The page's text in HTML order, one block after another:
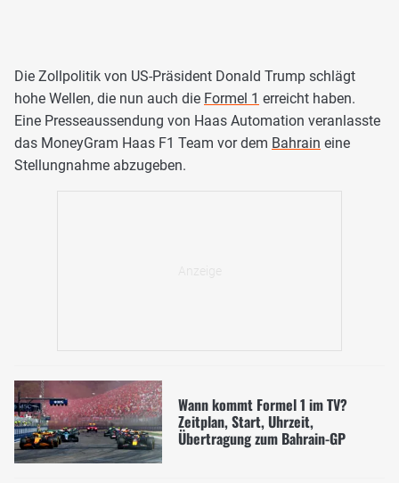
Die Zollpolitik von US-Präsident Donald Trump schlägt
hohe Wellen, die nun auch die Formel 1 erreicht haben.
Eine Presseaussendung von Haas Automation veranlasste
das MoneyGram Haas F1 Team vor dem Bahrain eine
Stellungnahme abzugeben.
Wann kommt Formel 1 im TV?
Zeitplan, Start, Uhrzeit,
Übertragung zum Bahrain-GP